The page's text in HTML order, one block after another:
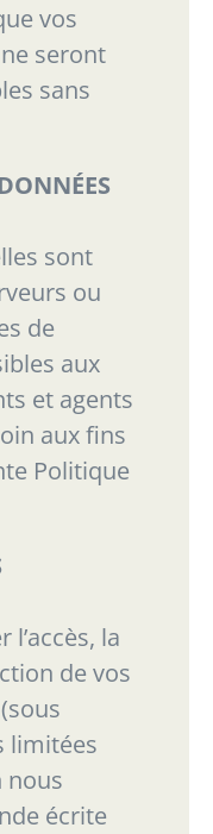
vos
seront
sans
sont
ou
de
aux
et agents
auxfins
Politique
la
de vos
limitées
nous
écrite